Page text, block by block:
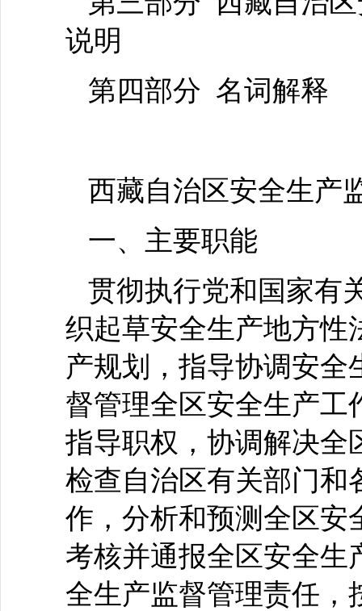
说明
第四部分 名词解释
西藏自治区安全生产
一、主要职能
贯彻执行党和国家有
织起草安全生产地方性
产规划，指导协调安
督管理全区安全生产工
指导职权，协调解决全
检查自治区有关部门和
作，分析和预测全区安
考核并通报全区安全生
全生产监督管理责任，